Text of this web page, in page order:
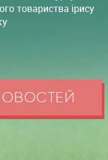
товариства ірису